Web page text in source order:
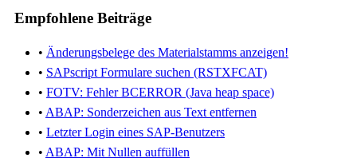
Empfohlene Beiträge
• Änderungsbelege des Materialstamms anzeigen!
• SAPscript Formulare suchen (RSTXFCAT)
• FOTV: Fehler BCERROR (Java heap space)
• ABAP: Sonderzeichen aus Text entfernen
• Letzter Login eines SAP-Benutzers
• ABAP: Mit Nullen auffüllen